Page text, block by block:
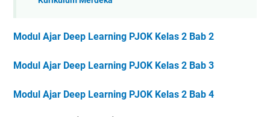
Modul Ajar Deep Learning PJOK Kelas 2 Bab 2
Modul Ajar Deep Learning PJOK Kelas 2 Bab 3
Modul Ajar Deep Learning PJOK Kelas 2 Bab 4